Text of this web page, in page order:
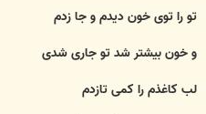
تو را توی خون دیدم و جا زدم
و خون بیشتر شد تو جاری شدی
لب کاغذم را کمی تازدم